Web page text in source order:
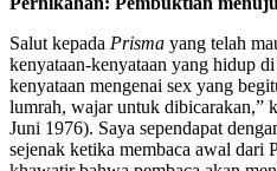
Salut kepada Prisma yang telah
kenyataan-kenyataan yang hidup
kenyataan mengenai sex yang
lumrah, wajar untuk dibicarakan,”
Juni 1976). Saya sependapat
sejenak ketika membaca awal dari